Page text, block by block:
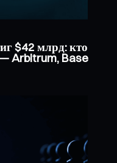
$42 млрд: кто
Arbitrum, Base